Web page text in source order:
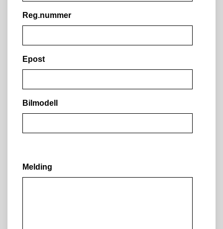
Reg.nummer
Epost
Bilmodell
Melding